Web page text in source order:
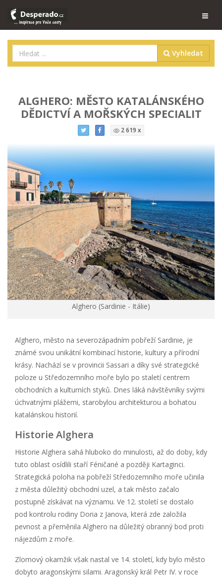
Vyhledat
ALGHERO: MĚSTO KATALÁNSKÉHO
DĚDICTVÍ A MOŘSKÝCH SPECIALIT
2 619 x
Alghero (Sardinie - Itálie)
Alghero, město na severozápadním pobřeží Sardinie, je
známé svou unikátní kombinací historie, kultury a přírodní
krásy. Nachází se v provincii Sassari a díky své strategické
poloze u Středozemního moře bylo po staletí centrem
obchodních a kulturních styků. Dnes láká návštěvníky svými
úchvatnými plážemi, starobylou architekturou a bohatou
katalánskou historií.
Historie Alghera
Historie Alghera sahá hluboko do minulosti, až do doby, kdy
tuto oblast osídlili staří Féničané a později Kartaginci.
Strategická poloha na pobřeží Středozemního moře učinila
z města důležitý obchodní uzel, a tak město začalo
postupně získávat na významu. Ve 12. století se dostalo
pod kontrolu rodiny Doria z Janova, která zde založila
pevnost a přeměnila Alghero na důležitý obranný bod proti
nájezdům z moře.
Zlomový okamžik však nastal ve 14. století, kdy bylo město
dobyto aragonskými silami. Aragonský král Petr IV. v roce